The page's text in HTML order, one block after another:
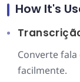
How It's
Converte
facilmente.